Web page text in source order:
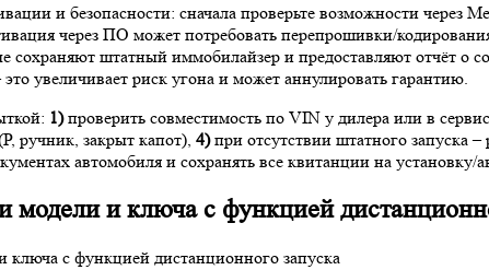
и безопасности: сначала проверьте возможности
через ПО может потребовать перепрошивки/
сохраняют штатный иммобилайзер и предоставляют отчёт о
увеличивает риск угона и может аннулировать гарантию.
1)проверить совместимость по VIN у дилера или в
ручник, закрыт капот), 4)при отсутствии штатного запуска
автомобиля и сохранять все квитанции на установку/
модели и ключа с функцией